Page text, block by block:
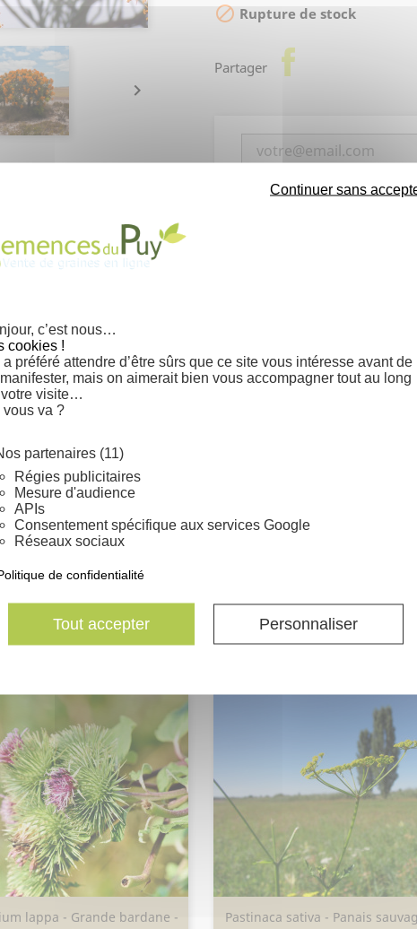
c’est nous…
cookies !
a préféré attendre d’être sûrs que ce site vous intéresse avant de
mais on aimerait bien vous accompagner tout au long
visite…
vous va ?
partenaires (11)
Régies publicitaires
Mesure d'audience
APIs
Consentement spécifique aux services Google
Réseaux sociaux
Tout accepter
Continuer sans
Personnaliser
de confidentialité

 Rupture de stock
Partager facebook
PRÉVENEZ-MOI
Semis à 18-20°C sur un
sable/terre/terreau,
très légèrement les graines.
Germination moyenne : 40%
Un gramme contient environ
lappa - Grande bardane -
Pastinaca sativa - Panais